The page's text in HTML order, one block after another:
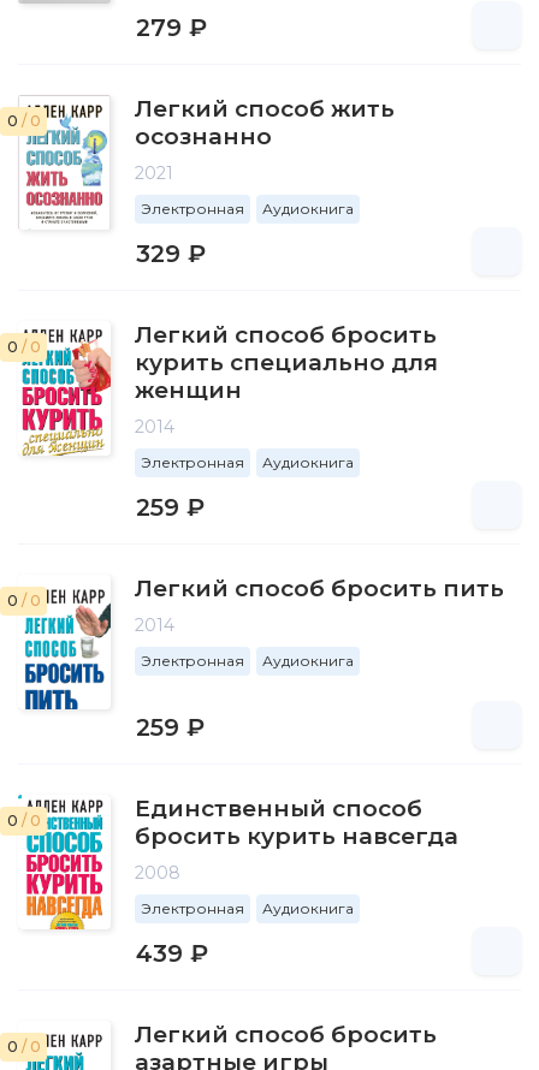
279 ₽
0 / 0
Легкий способ жить
осознанно
2021
Электронная Аудиокнига
329 ₽
0 / 0
Легкий способ бросить
курить специально для
женщин
2014
Электронная Аудиокнига
259 ₽
0 / 0 Легкий способ бросить пить
2014
Электронная Аудиокнига
259 ₽
0 / 0
Единственный способ
бросить курить навсегда
2008
Электронная Аудиокнига
439 ₽
0 / 0
Легкий способ бросить
азартные игры